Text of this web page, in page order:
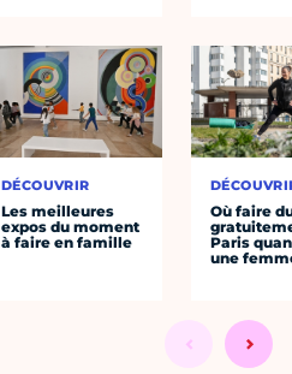
DÉCOUVRIR
Les meilleures
expos du moment
à faire en famille
Où faire
Paris
une